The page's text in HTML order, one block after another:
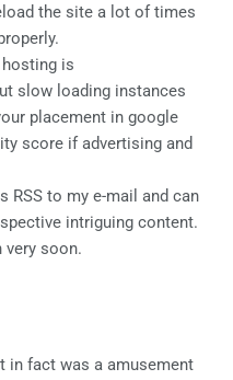
the site a lot of times
hosting is
slow loading instances
placement in google
score if advertising and
RSS to my e-mail and can
intriguing content.
very soon.
in fact was a amusement